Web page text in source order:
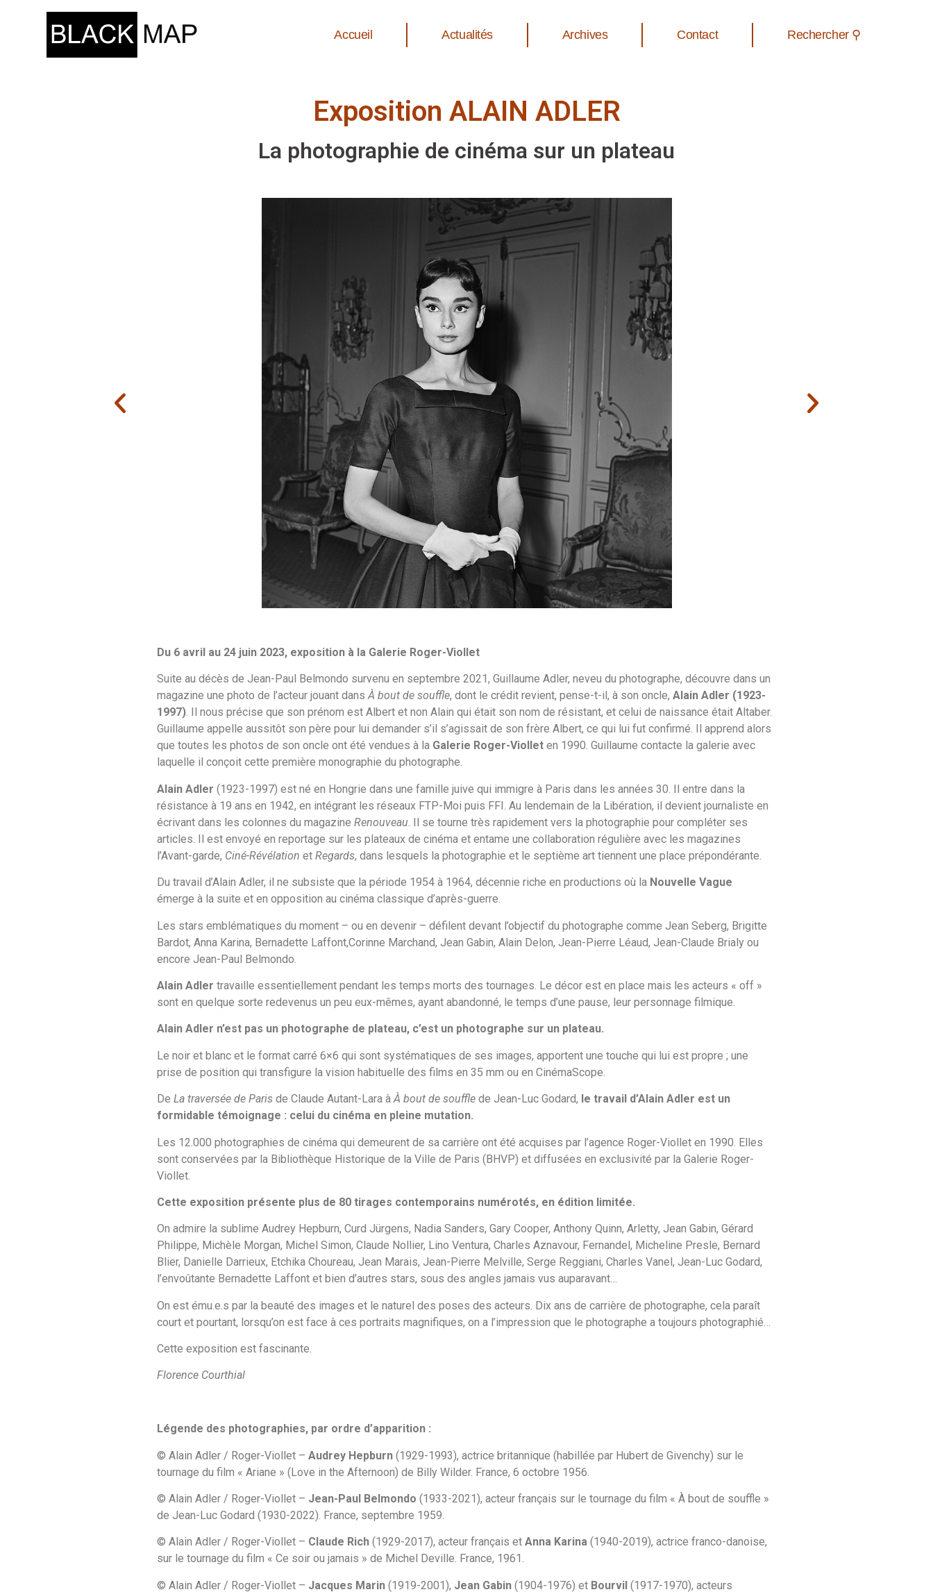
Accueil Actualités Archives Contact Rechercher ⚲
Exposition ALAIN ADLER
La photographie de cinéma sur un plateau
Du 6 avril au 24 juin 2023, exposition à la Galerie Roger-Viollet
Suite au décès de Jean-Paul Belmondo survenu en septembre 2021, Guillaume Adler, neveu du photographe, découvre dans un
magazine une photo de l’acteur jouant dansÀ bout de souffle, dont le crédit revient, pense-t-il, à son oncle,Alain Adler (1923-
1997). Il nous précise que son prénom est Albert et non Alain qui était son nom de résistant, et celui de naissance était Altaber.
Guillaume appelle aussitôt son père pour lui demander s’il s’agissait de son frère Albert, ce qui lui fut confirmé. Il apprend alors
que toutes les photos de son oncle ont été vendues à la Galerie Roger-Violleten 1990. Guillaume contacte la galerie avec
laquelle il conçoit cette première monographie du photographe.
Alain Adler (1923-1997) est né en Hongrie dans une famille juive qui immigre à Paris dans les années 30. Il entre dans la
résistance à 19 ans en 1942, en intégrant les réseaux FTP-Moi puis FFI. Au lendemain de la Libération, il devient journaliste en
écrivant dans les colonnes du magazineRenouveau . Il se tourne très rapidement vers la photographie pour compléter ses
articles. Il est envoyé en reportage sur les plateaux de cinéma et entame une collaboration régulière avec les magazines
l’Avant-garde, Ciné-Révélation etRegards, dans lesquels la photographie et le septième art tiennent une place prépondérante.
Du travail d’Alain Adler, il ne subsiste que la période 1954 à 1964, décennie riche en productions où la Nouvelle Vague
émerge à la suite et en opposition au cinéma classique d’après-guerre.
Les stars emblématiques du moment – ou en devenir – défilent devant l’objectif du photographe comme Jean Seberg, Brigitte
Bardot, Anna Karina, Bernadette Laffont,Corinne Marchand, Jean Gabin, Alain Delon, Jean-Pierre Léaud, Jean-Claude Brialy ou
encore Jean-Paul Belmondo.
Alain Adler travaille essentiellement pendant les temps morts des tournages. Le décor est en place mais les acteurs « off »
sont en quelque sorte redevenus un peu eux-mêmes, ayant abandonné, le temps d’une pause, leur personnage filmique.
Alain Adler n’est pas un photographe de plateau, c’est un photographe sur un plateau.
Le noir et blanc et le format carré 6×6 qui sont systématiques de ses images, apportent une touche qui lui est propre ; une
prise de position qui transfigure la vision habituelle des films en 35 mm ou en CinémaScope.
DeLa traversée de Paris de Claude Autant-Lara àÀ bout de souffle de Jean-Luc Godard, le travail d’Alain Adler est un
formidable témoignage : celui du cinéma en pleine mutation.
Les 12.000 photographies de cinéma qui demeurent de sa carrière ont été acquises par l’agence Roger-Viollet en 1990. Elles
sont conservées par la Bibliothèque Historique de la Ville de Paris (BHVP) et diffusées en exclusivité par la Galerie Roger-
Viollet.
Cette exposition présente plus de 80 tirages contemporains numérotés, en édition limitée.
On admire la sublime Audrey Hepburn, Curd Jürgens, Nadia Sanders, Gary Cooper, Anthony Quinn, Arletty, Jean Gabin, Gérard
Philippe, Michèle Morgan, Michel Simon, Claude Nollier, Lino Ventura, Charles Aznavour, Fernandel, Micheline Presle, Bernard
Blier, Danielle Darrieux, Etchika Choureau, Jean Marais, Jean-Pierre Melville, Serge Reggiani, Charles Vanel, Jean-Luc Godard,
l’envoûtante Bernadette Laffont et bien d’autres stars, sous des angles jamais vus auparavant…
On est ému.e.s par la beauté des images et le naturel des poses des acteurs. Dix ans de carrière de photographe, cela paraît
court et pourtant, lorsqu’on est face à ces portraits magnifiques, on a l’impression que le photographe a toujours photographié…
Cette exposition est fascinante.
Florence Courthial
Légende des photographies, par ordre d’apparition :
© Alain Adler / Roger-Viollet –Audrey Hepburn (1929-1993), actrice britannique (habillée par Hubert de Givenchy) sur le
tournage du film « Ariane » (Love in the Afternoon) de Billy Wilder. France, 6 octobre 1956.
© Alain Adler / Roger-Viollet – Jean-Paul Belmondo (1933-2021), acteur français sur le tournage du film « À bout de souffle »
de Jean-Luc Godard (1930-2022). France, septembre 1959.
© Alain Adler / Roger-Viollet – Claude Rich (1929-2017), acteur français etAnna Karina (1940-2019), actrice franco-danoise,
sur le tournage du film « Ce soir ou jamais » de Michel Deville. France, 1961.
© Alain Adler / Roger-Viollet – Jacques Marin (1919-2001), Jean Gabin (1904-1976) et Bourvil(1917-1970), acteurs